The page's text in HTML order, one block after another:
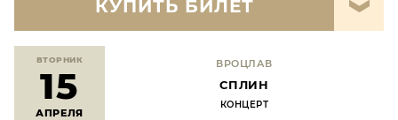
КУПИТЬ БИЛЕТ
ВТОРНИК
15
АПРЕЛЯ
ВРОЦЛАВ
СПЛИН
КОНЦЕРТ